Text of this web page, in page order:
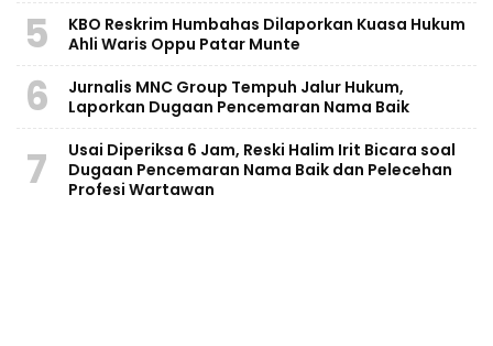
5
KBO Reskrim Humbahas Dilaporkan Kuasa Hukum
Ahli Waris Oppu Patar Munte
6
Jurnalis MNC Group Tempuh Jalur Hukum,
Laporkan Dugaan Pencemaran Nama Baik
7
Usai Diperiksa 6 Jam, Reski Halim Irit Bicara soal
Dugaan Pencemaran Nama Baik dan Pelecehan
Profesi Wartawan